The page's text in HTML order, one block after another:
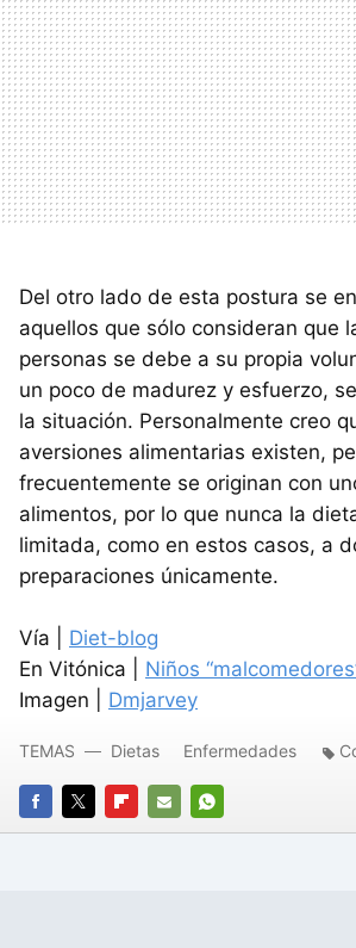
Del otro lado de esta postura se
aquellos que sólo consideran que
personas se debe a su propia
un poco de madurez y esfuerzo,
la situación. Personalmente creo
aversiones alimentarias existen,
frecuentemente se originan con
alimentos, por lo que nunca la
limitada, como en estos casos, a
preparaciones únicamente.
Vía | Diet-blog
En Vitónica | Niños
Imagen | Dmjarvey
FACEBOOK
TWITTERFLIPBOARD
E-
WHATSAPP
TEMAS Dietas Enfermedades